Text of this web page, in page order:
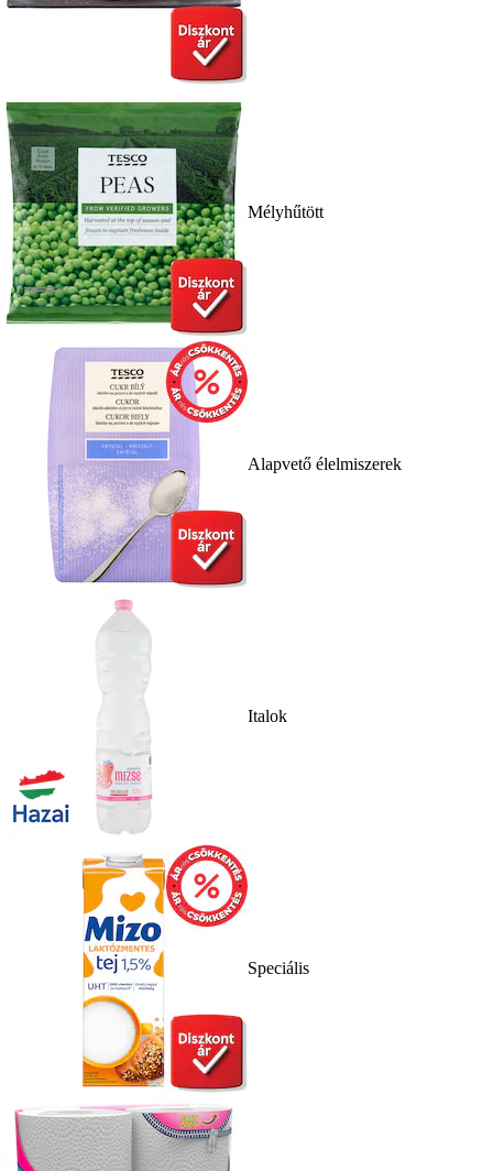
Mélyhűtött
Alapvető élelmiszerek
Italok
Speciális